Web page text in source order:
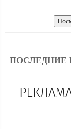
ПОСЛЕДНИЕ